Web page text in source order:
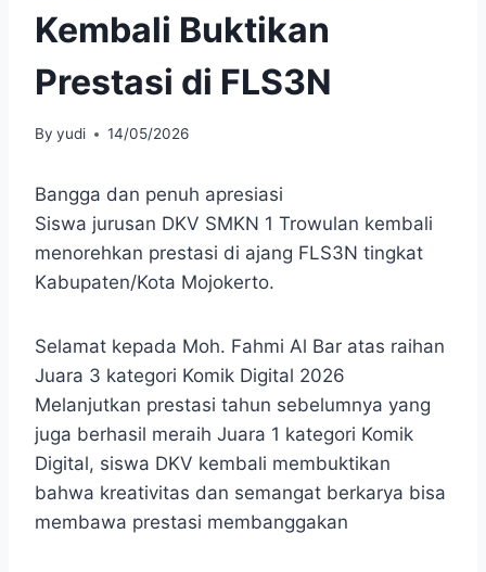
Kembali Buktikan
Prestasi di FLS3N
By yudi 14/05/2026
Bangga dan penuh apresiasi
Siswa jurusan DKV SMKN 1 Trowulan kembali
menorehkan prestasi di ajang FLS3N tingkat
Kabupaten/Kota Mojokerto.
Selamat kepada Moh. Fahmi Al Bar atas raihan
Juara 3 kategori Komik Digital 2026
Melanjutkan prestasi tahun sebelumnya yang
juga berhasil meraih Juara 1 kategori Komik
Digital, siswa DKV kembali membuktikan
bahwa kreativitas dan semangat berkarya bisa
membawa prestasi membanggakan